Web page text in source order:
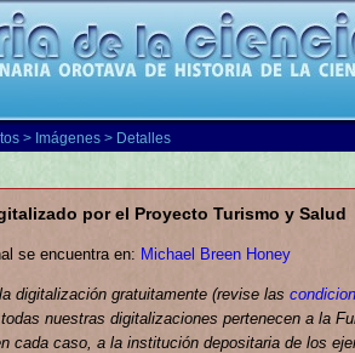
> Imágenes > Detalles
por el Proyecto Turismo y Salud
se encuentra en: Michael Breen Honey
digitalización gratuitamente (revise las
nuestras digitalizaciones pertenecen a la
cada caso, a la institución depositaria de los